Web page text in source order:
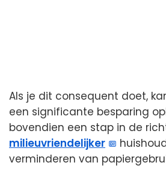
Als je dit consequent doet,
een significante besparing
bovendien een stap in de
milieuvriendelijker
verminderen van